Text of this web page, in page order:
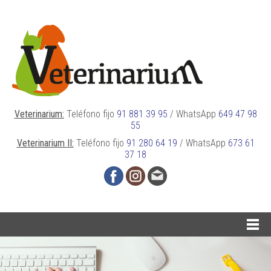
Veterinarium: Teléfono fijo 91 881 39 95 / WhatsApp 649 47 98
55
Veterinarium II: Teléfono fijo 91 280 64 19 / WhatsApp 673 61
37 18